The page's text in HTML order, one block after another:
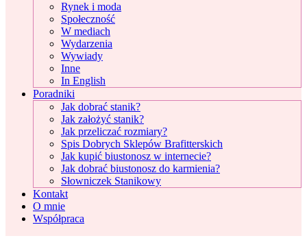
Rynek i moda
Społeczność
W mediach
Wydarzenia
Wywiady
Inne
In English
Poradniki
Jak dobrać stanik?
Jak założyć stanik?
Jak przeliczać rozmiary?
Spis Dobrych Sklepów Brafitterskich
Jak kupić biustonosz w internecie?
Jak dobrać biustonosz do karmienia?
Słowniczek Stanikowy
Kontakt
O mnie
Współpraca